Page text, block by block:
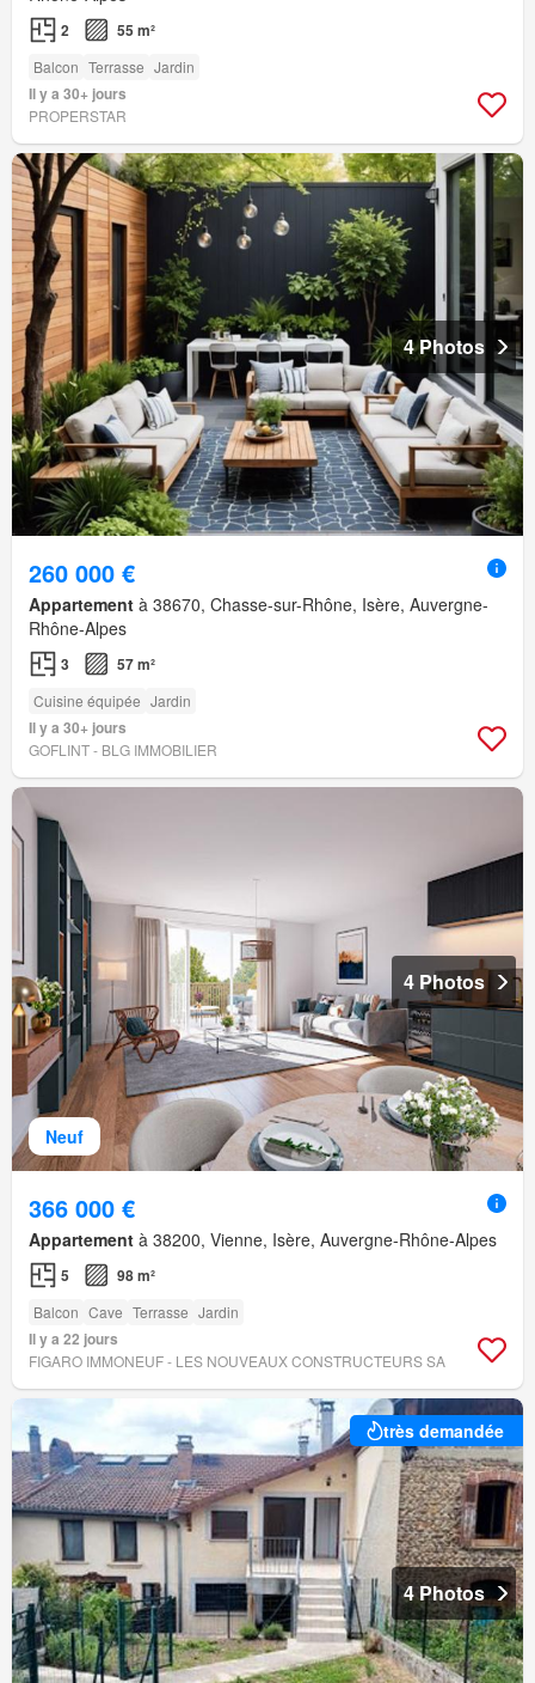
2 55 m²
Balcon Terrasse Jardin
Il y a 30+ jours
PROPERSTAR
4 Photos
260 000 €
Appartement à 38670, Chasse-sur-Rhône, Isère, Auvergne-
Rhône-Alpes
3 57 m²
Cuisine équipée Jardin
Il y a 30+ jours
GOFLINT - BLG IMMOBILIER
Neuf
4 Photos
366 000 €
Appartement à 38200, Vienne, Isère, Auvergne-Rhône-Alpes
5 98 m²
Balcon Cave Terrasse Jardin
Il y a 22 jours
FIGARO IMMONEUF - LES NOUVEAUX CONSTRUCTEURS SA
très demandée
4 Photos